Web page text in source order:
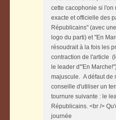
cette cacophonie si l'on
exacte et officielle des
Républicains" (avec
logo du parti) et "En
résoudrait à la fois les
contraction de l'article
le leader d'"En
majuscule. A défaut de
conseille d'utiliser un
tournure suivante : le
Républicains. <br />
journée